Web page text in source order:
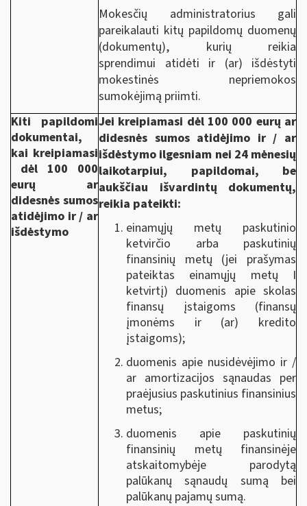
Mokesčių administratorius gali
pareikalauti kitų papildomų duomenų
(dokumentų), kurių reikia
sprendimui atidėti ir (ar) išdėstyti
mokestinės nepriemokos
sumokėjimą priimti.
Kiti papildomi
dokumentai,
kai kreipiamasi
dėl 100 000
eurų ar
didesnės sumos
atidėjimo ir / ar
išdėstymo
Jei kreipiamasi dėl 100 000 eurų ar
didesnės sumos atidėjimo ir / ar
išdėstymo ilgesniam nei 24 mėnesių
laikotarpiui, papildomai, be
aukščiau išvardintų dokumentų,
reikia pateikti:
einamųjų metų paskutinio
ketvirčio arba paskutinių
finansinių metų (jei prašymas
pateiktas einamųjų metų I
ketvirtį) duomenis apie skolas
finansų įstaigoms (finansų
įmonėms ir (ar) kredito
įstaigoms);
duomenis apie nusidėvėjimo ir /
ar amortizacijos sąnaudas per
praėjusius paskutinius finansinius
metus;
duomenis apie paskutinių
finansinių metų finansinėje
atskaitomybėje parodytą
palūkanų sąnaudų sumą bei
palūkanų pajamų sumą.